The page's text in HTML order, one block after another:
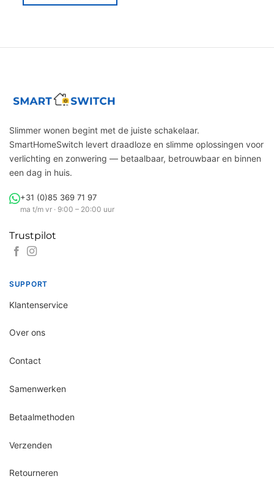
meerdere
kan
worden
op
productpagina
productpagina
Slimmer wonen begint met de juiste schakelaar.
SmartHomeSwitch levert draadloze en slimme oplossingen voor
verlichting en zonwering — betaalbaar, betrouwbaar en binnen
een dag in huis.
+31 (0)85 369 71 97
ma t/m vr · 9:00 – 20:00 uur
Trustpilot
SUPPORT
Klantenservice
Over ons
Contact
Samenwerken
Betaalmethoden
Verzenden
Retourneren